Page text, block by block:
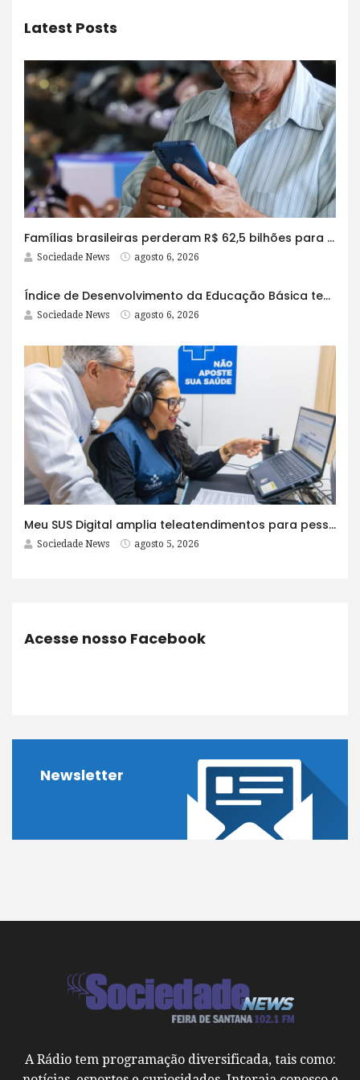
Latest Posts
Famílias brasileiras perderam R$ 62,5 bilhões para bets em 2025
Sociedade News agosto 6, 2026
Índice de Desenvolvimento da Educação Básica tem elevação em todas as etapas
Sociedade News agosto 6, 2026
Meu SUS Digital amplia teleatendimentos para pessoas com problemas com jogos e apostas
Sociedade News agosto 5, 2026
Acesse nosso Facebook
Newsletter
A Rádio tem programação diversificada, tais como: